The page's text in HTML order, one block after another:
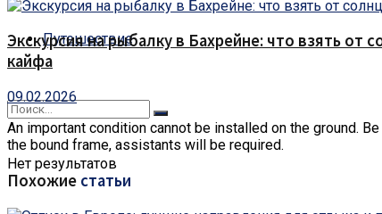
Путешествие
Нет результатов
Экскурсия на рыбалку в Бахрейне: что взять от
кайфа
09.02.2026
An important condition cannot be installed on the ground.
the bound frame, assistants will be required.
Похожие статьи